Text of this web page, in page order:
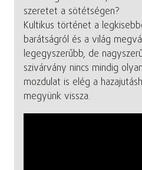
szeretet a sötétségen?
Kultikus történet a
barátságról és a világ
legegyszerűbb, de
szivárvány nincs mindig
mozdulat is elég a
megyünk vissza.